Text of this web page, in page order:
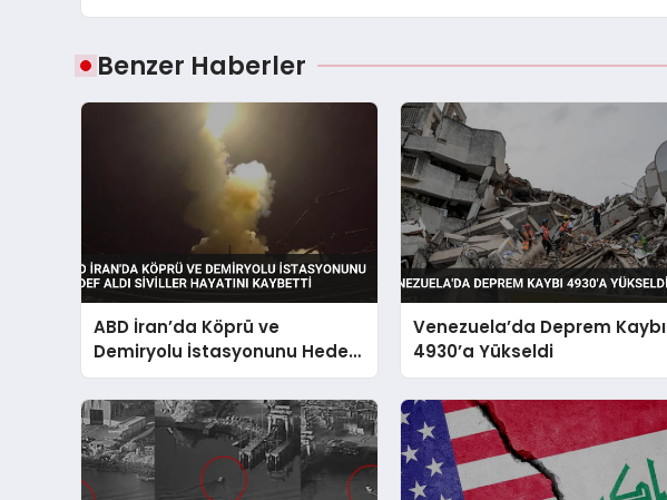
Benzer Haberler
ABD İran’da Köprü ve
Demiryolu İstasyonunu Hedef
Aldı Siviller Hayatını Kaybetti
Venezuela’da Deprem Kaybı
4930’a Yükseldi